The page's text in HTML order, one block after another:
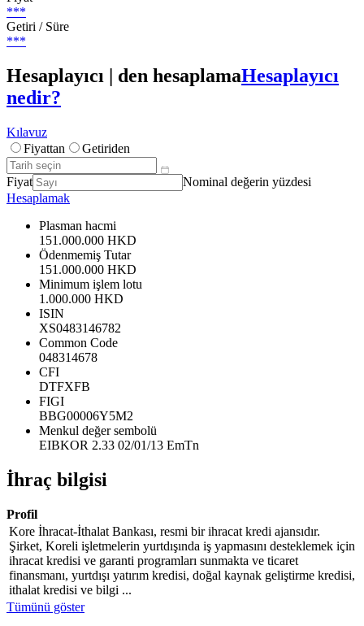
***
Getiri / Süre
***
Hesaplayıcı | den hesaplamaHesaplayıcı
nedir?
Kılavuz
Fiyattan
Getiriden
Fiyat
Nominal değerin yüzdesi
Hesaplamak
Plasman hacmi
151.000.000 HKD
Ödenmemiş Tutar
151.000.000 HKD
Minimum işlem lotu
1.000.000 HKD
ISIN
XS0483146782
Common Code
048314678
CFI
DTFXFB
FIGI
BBG00006Y5M2
Menkul değer sembolü
EIBKOR 2.33 02/01/13 EmTn
İhraç bilgisi
Profil
Kore İhracat-İthalat Bankası, resmi bir ihracat kredi ajansıdır.
Şirket, Koreli işletmelerin yurtdışında iş yapmasını desteklemek için
ihracat kredisi ve garanti programları sunmakta ve ticaret
finansmanı, yurtdışı yatırım kredisi, doğal kaynak geliştirme kredisi,
ithalat kredisi ve bilgi ...
Tümünü göster